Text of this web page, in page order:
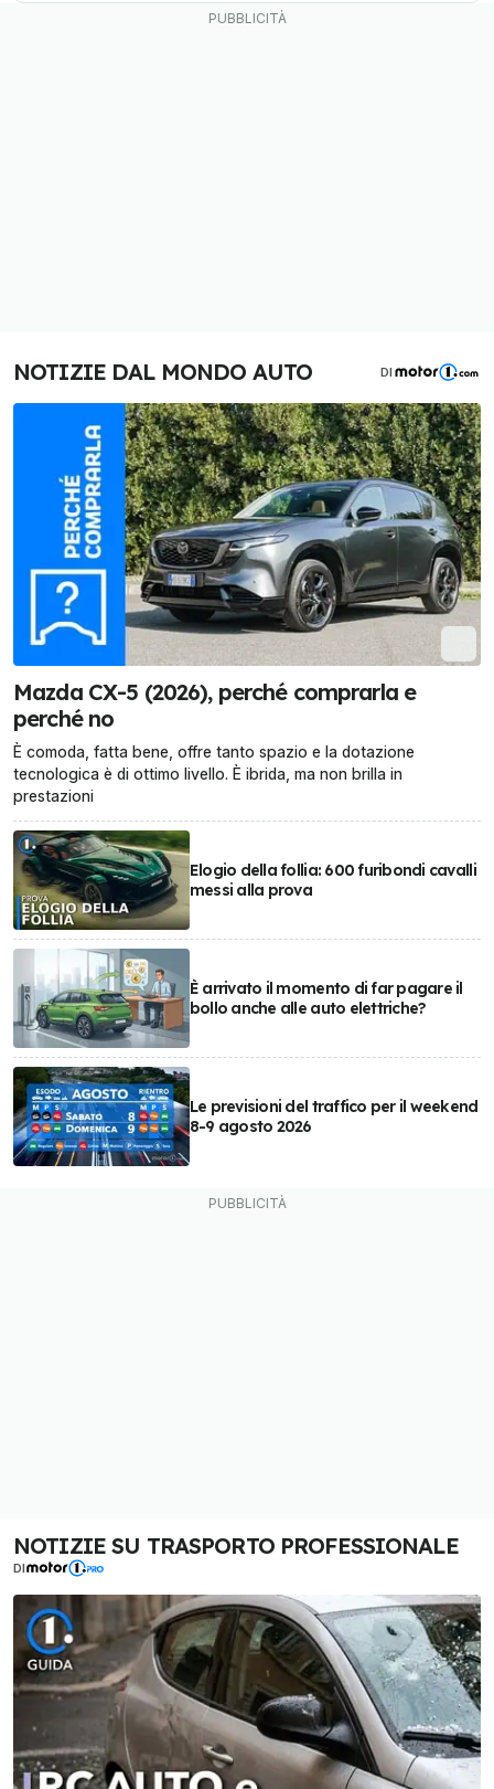
NOTIZIE DAL MONDO AUTO DI
Mazda CX-5 (2026), perché comprarla e
perché no
È comoda, fatta bene, offre tanto spazio e la dotazione
tecnologica è di ottimo livello. È ibrida, ma non brilla in
prestazioni
Elogio della follia: 600 furibondi cavalli
messi alla prova
È arrivato il momento di far pagare il
bollo anche alle auto elettriche?
Le previsioni del traffico per il weekend
8-9 agosto 2026
NOTIZIE SU TRASPORTO PROFESSIONALE
DI